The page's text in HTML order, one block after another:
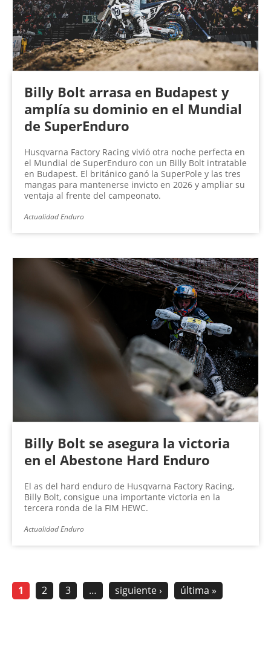
Billy Bolt arrasa en Budapest y
amplía su dominio en el Mundial
de SuperEnduro
Husqvarna Factory Racing vivió otra noche perfecta en
el Mundial de SuperEnduro con un Billy Bolt intratable
en Budapest. El británico ganó la SuperPole y las tres
mangas para mantenerse invicto en 2026 y ampliar su
ventaja al frente del campeonato.
Actualidad Enduro
Billy Bolt se asegura la victoria
en el Abestone Hard Enduro
El as del hard enduro de Husqvarna Factory Racing,
Billy Bolt, consigue una importante victoria en la
tercera ronda de la FIM HEWC.
Actualidad Enduro
1 2 3 … siguiente › última »